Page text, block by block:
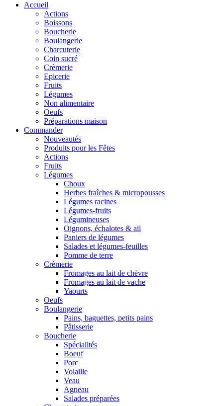
Accueil
Actions
Boissons
Boucherie
Boulangerie
Charcuterie
Coin sucré
Crèmerie
Epicerie
Fruits
Légumes
Non alimentaire
Oeufs
Préparations maison
Commander
Nouveautés
Produits pour les Fêtes
Actions
Fruits
Légumes
Choux
Herbes fraîches & micropousses
Légumes racines
Légumes-fruits
Légumineuses
Oignons, échalotes & ail
Paniers de légumes
Salades et légumes-feuilles
Pomme de terre
Crèmerie
Fromages au lait de chèvre
Fromages au lait de vache
Yaourts
Oeufs
Boulangerie
Pains, baguettes, petits pains
Pâtisserie
Boucherie
Spécialités
Boeuf
Porc
Volaille
Veau
Agneau
Salades préparées